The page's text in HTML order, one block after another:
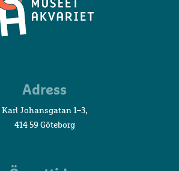
AkvarietAdress
Karl Johansgatan 1–3,
414 59 Göteborg